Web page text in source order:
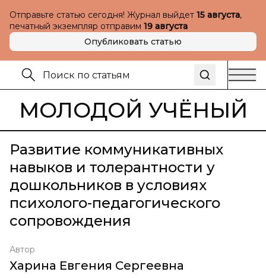
Отправьте статью сегодня! Журнал выйдет 15 августа,
печатный экземпляр отправим 19 августа
Опубликовать статью
МОЛОДОЙ УЧЁНЫЙ
Развитие коммуникативных
навыков и толерантности у
дошкольников в условиях
психолого-педагогического
сопровождения
Автор
Харина Евгения Сергеевна